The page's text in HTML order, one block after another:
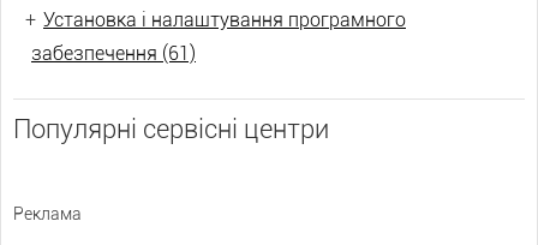
+ Установка і налаштування програмного
забезпечення (61)
Популярні сервісні центри
Реклама